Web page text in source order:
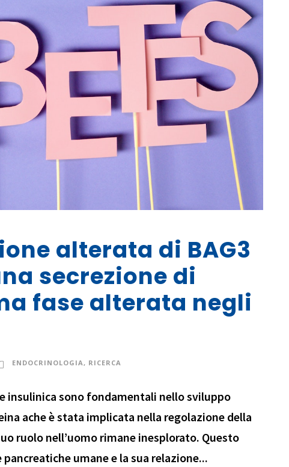
alterata di BAG3
secrezione di
fase alterata negli
ENDOCRINOLOGIA, RICERCA
insulinica sono fondamentali nello sviluppo
ache è stata implicata nella regolazione della
ruolo nell’uomo rimane inesplorato. Questo
umane e la sua relazione...